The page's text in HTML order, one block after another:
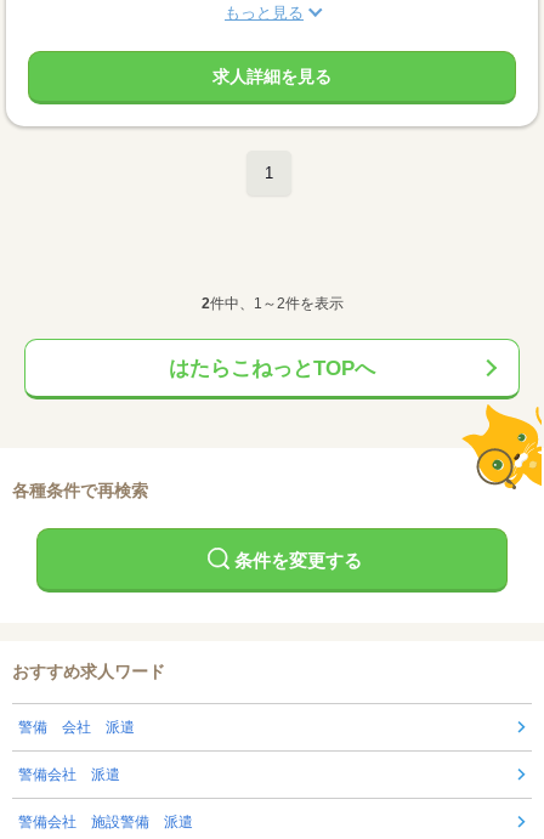
もっと見る
求人詳細を見る
1
2件中、1～2件を表示
はたらこねっとTOPへ
各種条件で再検索
条件を変更する
おすすめ求人ワード
警備 会社 派遣
警備会社 派遣
警備会社 施設警備 派遣